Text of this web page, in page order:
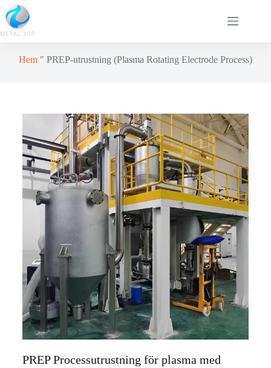
Hem" PREP-utrustning (Plasma Rotating Electrode Process)
PREP Processutrustning för plasma med